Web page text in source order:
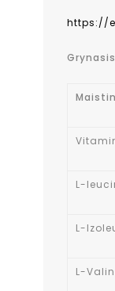
https://
L-
L-
L-